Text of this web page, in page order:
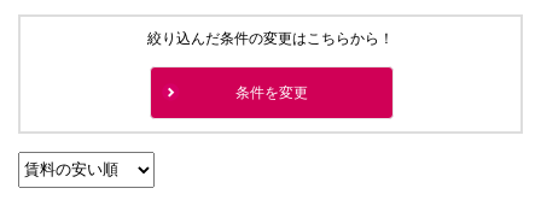
絞り込んだ条件の変更はこちらから！
条件を変更